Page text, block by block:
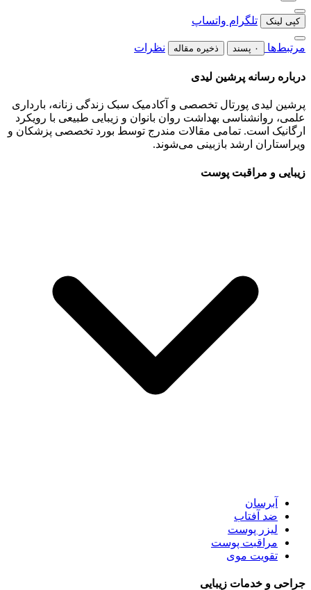
کپی لینک تلگرام واتساپ
مرتبط‌ها ۰ پسند ذخیره مقاله نظرات
درباره رسانه پرشین لیدی
پرشین لیدی پورتال تخصصی و آکادمیک سبک زندگی زنانه، بارداری
علمی، روانشناسی بهداشت روان بانوان و زیبایی طبیعی با رویکرد
ارگانیک است. تمامی مقالات مندرج توسط بورد تخصصی پزشکان و
ویراستاران ارشد بازبینی می‌شوند.
زیبایی و مراقبت پوست
آبرسان
ضد آفتاب
لیزر پوست
مراقبت پوست
تقویت موی
جراحی و خدمات زیبایی